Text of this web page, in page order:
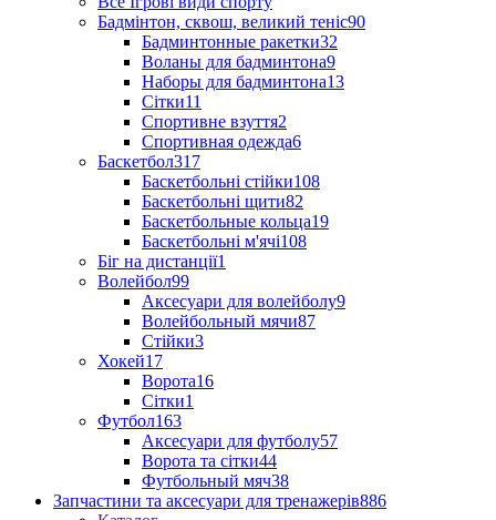
Бадмінтон, сквош, великий теніс90
Бадминтонные ракетки32
Воланы для бадминтона9
Наборы для бадминтона13
Сітки11
Спортивне взуття2
Спортивная одежда6
Баскетбол317
Баскетбольні стійки108
Баскетбольні щити82
Баскетбольные кольца19
Баскетбольні м'ячі108
Біг на дистанції1
Волейбол99
Аксесуари для волейболу9
Волейбольный мячи87
Стійки3
Хокей17
Ворота16
Сітки1
Футбол163
Аксесуари для футболу57
Ворота та сітки44
Футбольный мяч38
Запчастини та аксесуари для тренажерів886